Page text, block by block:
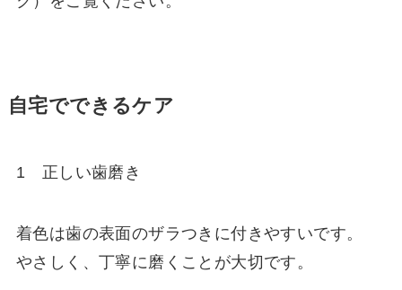
自宅でできるケア
1 正しい歯磨き
着色は歯の表面のザラつきに付きやすいです。
やさしく、丁寧に磨くことが大切です。